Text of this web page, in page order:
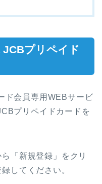
JCBプリペイド
ド会員専用WEBサービ
プリペイドカードを
ら「新規登録」をクリ
してください。